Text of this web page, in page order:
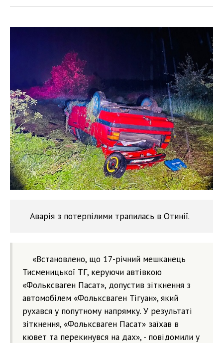
Аварія з потерпілими трапилась в Отинії.
«Встановлено, що 17-річний мешканець
Тисменицької ТГ, керуючи автівкою
«Фольксваген Пасат», допустив зіткнення з
автомобілем «Фольксваген Тігуан», який
рухався у попутному напрямку. У результаті
зіткнення, «Фольксваген Пасат» заїхав в
кювет та перекинувся на дах», - повідомили у